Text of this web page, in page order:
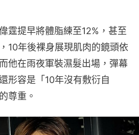
霆提早將體脂練至12%，甚至
10年後裸身展現肌肉的鏡頭依
他在雨夜軍裝濕髮出場，彈幕
形容是「10年沒有敷衍自
尊重。